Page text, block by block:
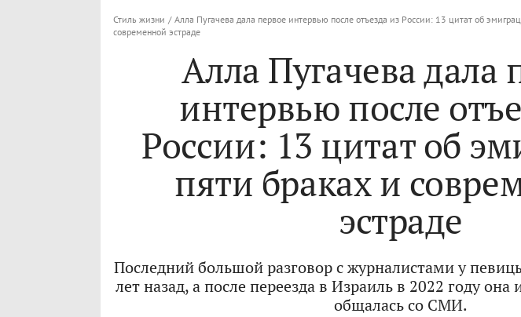
Стиль жизни / Алла Пугачева дала первое интервью после отъезда из России: 13 цитат об
современной эстраде
Алла Пугачева дала
интервью после
России: 13 цитат об
пяти браках и
эстраде
Последний большой разговор с журналистами у
лет назад, а после переезда в Израиль в 2022 году она
общалась со СМИ.